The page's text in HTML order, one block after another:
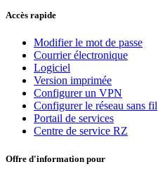
Accès rapide
Modifier le mot de passe
Courrier électronique
Logiciel
Version imprimée
Configurer un VPN
Configurer le réseau sans fil
Portail de services
Centre de service RZ
Offre d'information pour